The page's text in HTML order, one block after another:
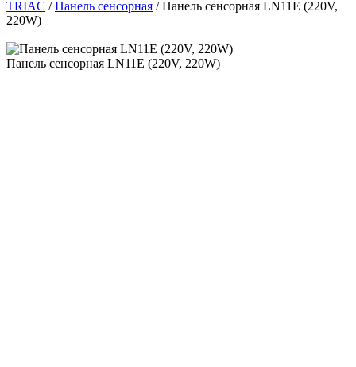
TRIAC /Панель сенсорная / Панель сенсорная LN11E (220V,
220W)
Панель сенсорная LN11E (220V, 220W)